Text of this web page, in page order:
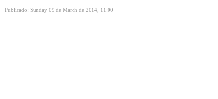
Publicado: Sunday 09 de March de 2014, 11:00